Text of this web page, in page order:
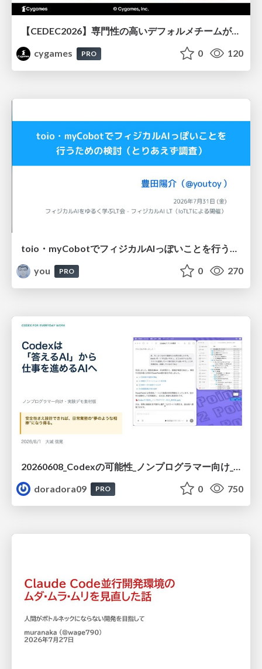
【CEDEC2026】専門性の高いデフォルメチームが挑んだ人材育成戦略 〜Cygames Academiaの企画から実施まで〜
cygames
PRO 0 120
toio・myCobotでフィジカルAIっぽいことを行うための検討（とりあえず調査） / フィジカルAI LT（IoTLTによる開催）
you
PRO 0 270
doradora09
PRO 0 750